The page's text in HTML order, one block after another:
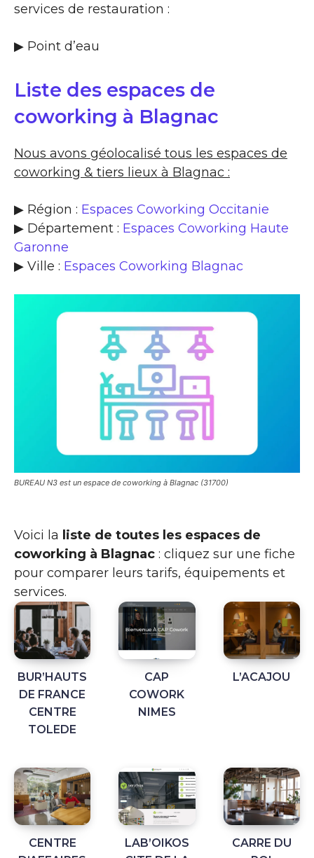
services de restauration :
▶​ Point d’eau
Liste des espaces de
coworking à Blagnac
Nous avons géolocalisé tous les espaces de
coworking & tiers lieux à Blagnac :
▶ Région : Espaces Coworking Occitanie
▶ Département : Espaces Coworking Haute
Garonne
▶ Ville : Espaces Coworking Blagnac
BUREAU N3 est un espace de coworking à Blagnac (31700)
Voici la liste de toutes les espaces de
coworking à Blagnac : cliquez sur une fiche
pour comparer leurs tarifs, équipements et
services.
BUR’HAUTS
DE FRANCE
CENTRE
TOLEDE
CAP
COWORK
NIMES
L’ACAJOU
CENTRE
LAB’OIKOS
CARRE DU